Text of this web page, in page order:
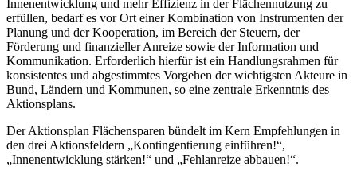
Innenentwicklung und mehr Effizienz in der Flächennutzung zu
erfüllen, bedarf es vor Ort einer Kombination von Instrumenten der
Planung und der Kooperation, im Bereich der Steuern, der
Förderung und finanzieller Anreize sowie der Information und
Kommunikation. Erforderlich hierfür ist ein Handlungsrahmen für
konsistentes und abgestimmtes Vorgehen der wichtigsten Akteure in
Bund, Ländern und Kommunen, so eine zentrale Erkenntnis des
Aktionsplans.
Der Aktionsplan Flächensparen bündelt im Kern Empfehlungen in
den drei Aktionsfeldern „Kontingentierung einführen!“,
„Innenentwicklung stärken!“ und „Fehlanreize abbauen!“.